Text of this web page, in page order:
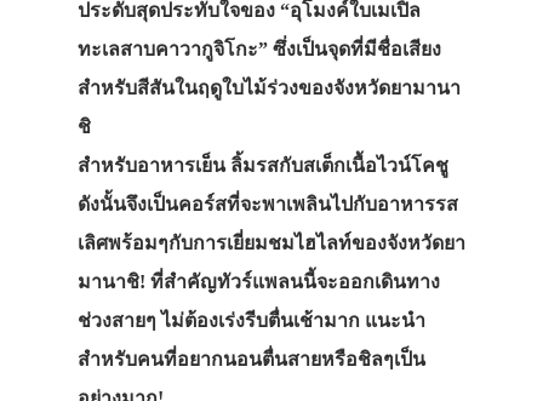
ประดับสุดประทับใจของ “อุโมงค์ใบเมเปิ้ล
ทะเลสาบคาวากูจิโกะ” ซึ่งเป็นจุดที่มีชื่อเสียง
สำหรับสีสันในฤดูใบไม้ร่วงของจังหวัดยามานา
ชิ
สำหรับอาหารเย็น ลิ้มรสกับสเต็กเนื้อไวน์โคชู
ดังนั้นจึงเป็นคอร์สที่จะพาเพลินไปกับอาหารรส
เลิศพร้อมๆกับการเยี่ยมชมไฮไลท์ของจังหวัดยา
มานาชิ! ที่สำคัญทัวร์แพลนนี้จะออกเดินทาง
ช่วงสายๆ ไม่ต้องเร่งรีบตื่นเช้ามาก แนะนำ
สำหรับคนที่อยากนอนตื่นสายหรือชิลๆเป็น